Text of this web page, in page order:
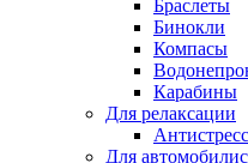
Браслеты
Бинокли
Компасы
Карабины
Для релаксации
Для